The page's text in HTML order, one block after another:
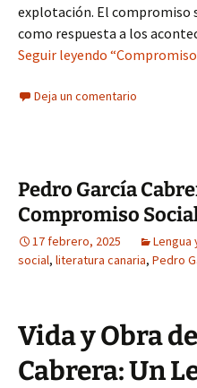
explotación. El compromiso
como respuesta a los
Seguir leyendo
Deja un comentario
Pedro García
Compromiso
17 febrero, 2025 Lengua
social, literatura canaria, Pedro
Vida y Obra
Cabrera: Un